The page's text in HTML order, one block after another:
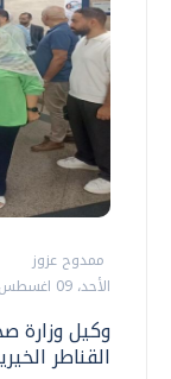
ممدوح عزوز
الأحد، 09 اغسطس 2026 07:42 م
وكيل وزارة
القناطر